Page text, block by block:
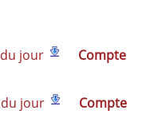
jour Compte
jour Compte